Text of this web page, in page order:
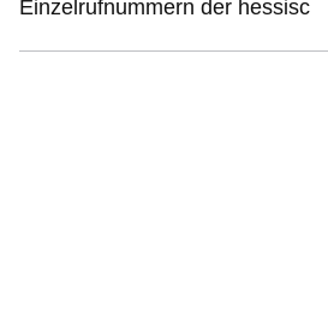
Einzelrufnummern der hessisc